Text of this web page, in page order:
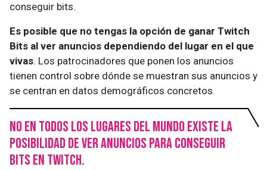
conseguir bits.
Es posible que no tengas la opción de ganar Twitch
Bits al ver anuncios dependiendo del lugar en el que
vivas. Los patrocinadores que ponen los anuncios
tienen control sobre dónde se muestran sus anuncios y
se centran en datos demográficos concretos.
No en todos los lugares del mundo existe la
posibilidad de ver anuncios para conseguir
bits en Twitch.